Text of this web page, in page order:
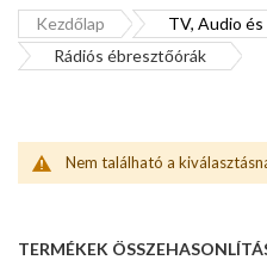
Kezdőlap
TV, Audio és
Rádiós ébresztőórák
Nem található a
TERMÉKEK